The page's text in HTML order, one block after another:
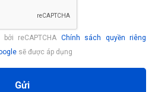
reCAPTCHA Chính sách quyền riêng
sẽ được áp dụng
Gửi